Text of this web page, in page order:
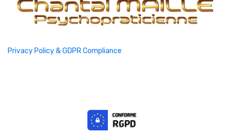
Privacy Policy & GDPR Compliance